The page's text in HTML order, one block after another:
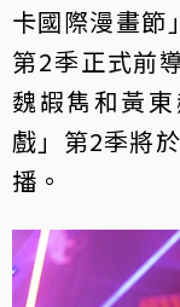
卡國際漫畫節
第2季正式前
魏嘏雋和黃
戲」第2季將
播。